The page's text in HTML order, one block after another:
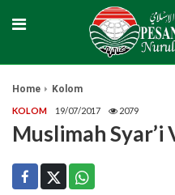
Home Kolom
KOLOM 19/07/2017 2079
Muslimah Syar’i